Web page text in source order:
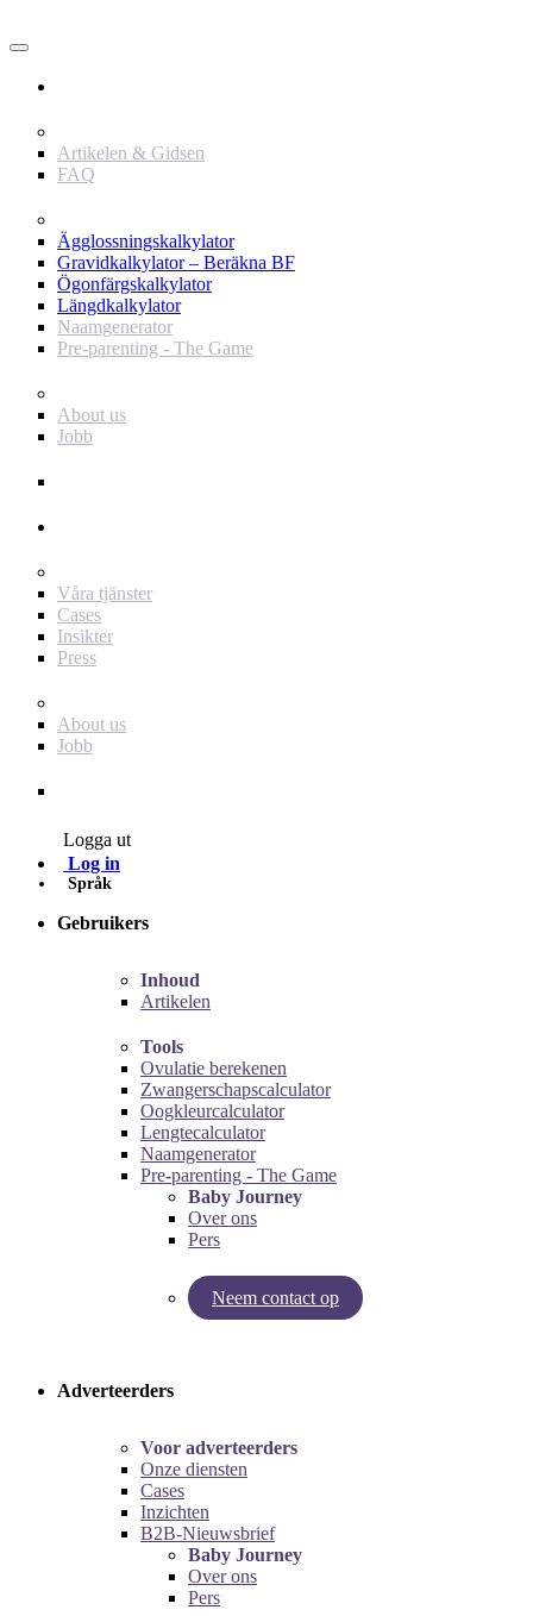
Artikelen & Gidsen
FAQ
Ägglossningskalkylator
Gravidkalkylator – Beräkna BF
Ögonfärgskalkylator
Längdkalkylator
Naamgenerator
Pre-parenting - The Game
About us
Jobb
Våra tjänster
Cases
Insikter
Press
About us
Jobb
Logga ut
Log in
Språk
Gebruikers
Inhoud
Artikelen
Tools
Ovulatie berekenen
Zwangerschapscalculator
Oogkleurcalculator
Lengtecalculator
Naamgenerator
Pre-parenting - The Game
Baby Journey
Over ons
Pers
Neem contact op
Try our pregnancy calculator!
Adverteerders
Voor adverteerders
Onze diensten
Cases
Inzichten
B2B-Nieuwsbrief
Baby Journey
Over ons
Pers